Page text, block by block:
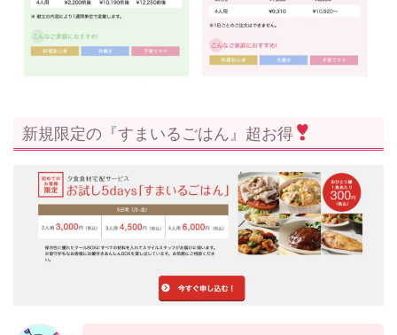
新規限定の『すまいるごはん』超お得